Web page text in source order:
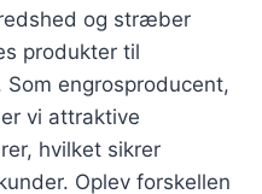
og stræber
produkter til
engrosproducent,
vi attraktive
hvilket sikrer
Oplev forskellen